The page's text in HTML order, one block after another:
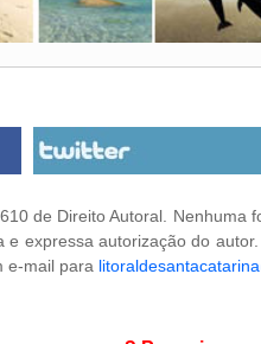
de Direito Autoral. Nenhuma
expressa autorização do
e-mail para